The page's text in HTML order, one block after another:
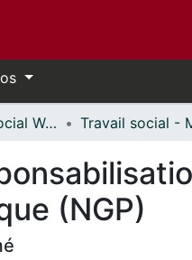
Travail social // Social Work
(NGP)